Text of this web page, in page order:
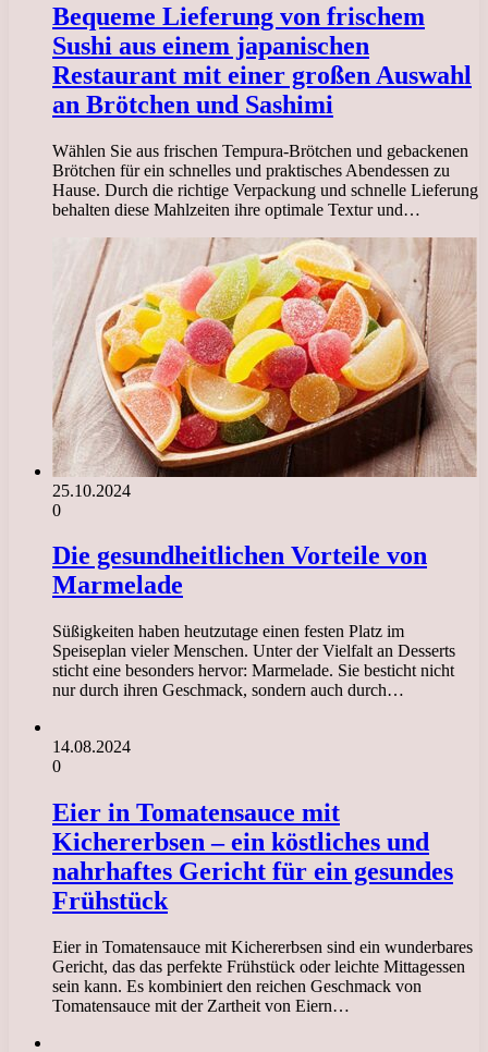
Bequeme Lieferung von frischem
Sushi aus einem japanischen
Restaurant mit einer großen Auswahl
an Brötchen und Sashimi
Wählen Sie aus frischen Tempura-Brötchen und gebackenen
Brötchen für ein schnelles und praktisches Abendessen zu
Hause. Durch die richtige Verpackung und schnelle Lieferung
behalten diese Mahlzeiten ihre optimale Textur und…
25.10.2024
0
Die gesundheitlichen Vorteile von
Marmelade
Süßigkeiten haben heutzutage einen festen Platz im
Speiseplan vieler Menschen. Unter der Vielfalt an Desserts
sticht eine besonders hervor: Marmelade. Sie besticht nicht
nur durch ihren Geschmack, sondern auch durch…
14.08.2024
0
Eier in Tomatensauce mit
Kichererbsen – ein köstliches und
nahrhaftes Gericht für ein gesundes
Frühstück
Eier in Tomatensauce mit Kichererbsen sind ein wunderbares
Gericht, das das perfekte Frühstück oder leichte Mittagessen
sein kann. Es kombiniert den reichen Geschmack von
Tomatensauce mit der Zartheit von Eiern…